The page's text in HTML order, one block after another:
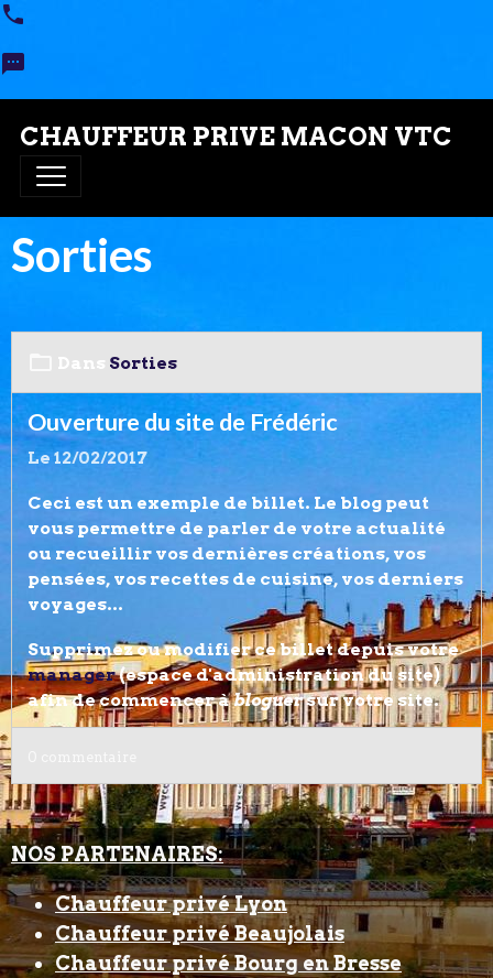
CHAUFFEUR PRIVE MACON VTC
Sorties
Dans Sorties
Ouverture du site de Frédéric
Le 12/02/2017
Ceci est un exemple de billet. Le blog peut
vous permettre de parler de votre actualité
ou recueillir vos dernières créations, vos
pensées, vos recettes de cuisine, vos derniers
voyages...
Supprimez ou modifier ce billet depuis votre
manager(espace d'administration du site)
afin de commencer àbloguersur votre site.
NOS PARTENAIRES:
Chauffeur privé Lyon
Chauffeur privé Beaujolais
Chauffeur privé Bourg en Bresse